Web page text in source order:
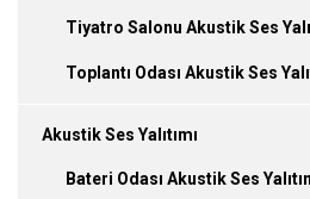
Tiyatro Salonu Akustik Ses
Toplantı Odası Akustik Ses
Akustik Ses Yalıtımı
Bateri Odası Akustik Ses